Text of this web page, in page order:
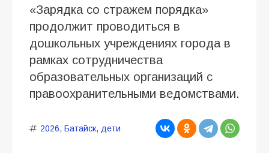
«Зарядка со стражем порядка»
продолжит проводиться в
дошкольных учреждениях города в
рамках сотрудничества
образовательных организаций с
правоохранительными ведомствами.
2026, Батайск, дети